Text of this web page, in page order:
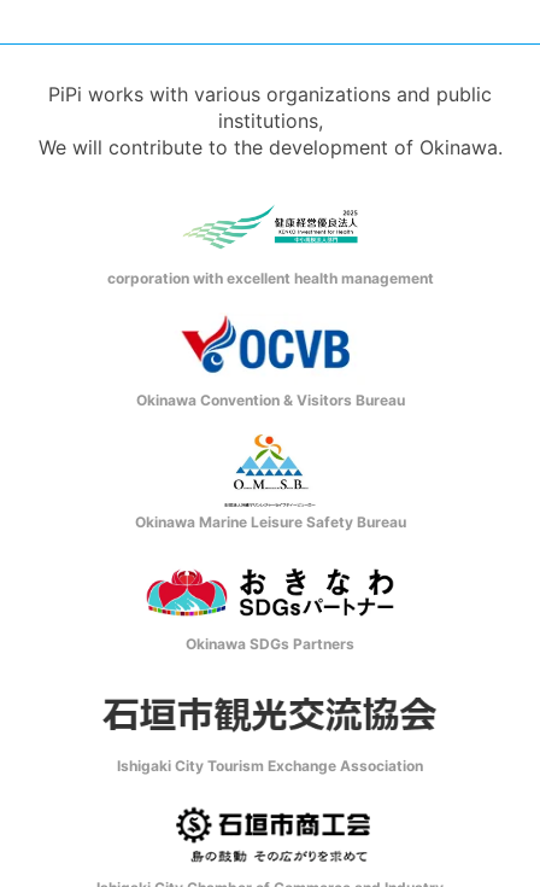
PiPi works with various organizations and public
institutions,
We will contribute to the development of Okinawa.
corporation with excellent health management
Okinawa Convention & Visitors Bureau
Okinawa Marine Leisure Safety Bureau
Okinawa SDGs Partners
Ishigaki City Tourism Exchange Association